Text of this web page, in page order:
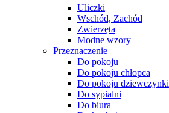
Uliczki
Wschód, Zachód
Zwierzęta
Modne wzory
Przeznaczenie
Do pokoju
Do pokoju chłopca
Do pokoju dziewczynki
Do sypialni
Do biura